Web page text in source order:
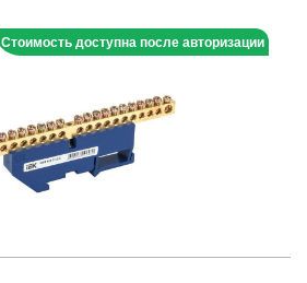
Стоимость доступна после авторизации